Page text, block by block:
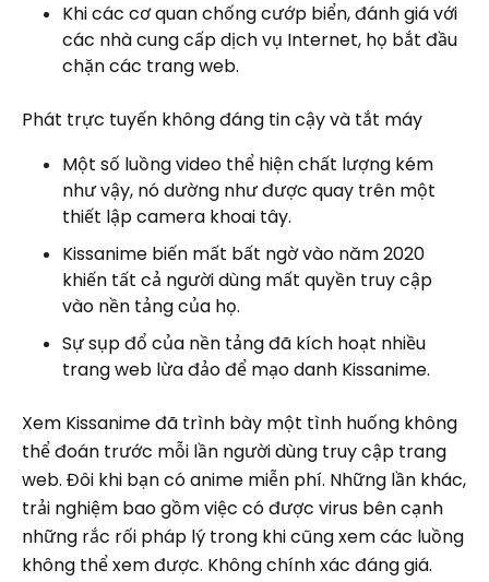
Khi các cơ quan chống cướp biển, đánh giá với
các nhà cung cấp dịch vụ Internet, họ bắt đầu
chặn các trang web.
Phát trực tuyến không đáng tin cậy và tắt máy
Một số luồng video thể hiện chất lượng kém
như vậy, nó dường như được quay trên một
thiết lập camera khoai tây.
Kissanime biến mất bất ngờ vào năm 2020
khiến tất cả người dùng mất quyền truy cập
vào nền tảng của họ.
Sự sụp đổ của nền tảng đã kích hoạt nhiều
trang web lừa đảo để mạo danh Kissanime.
Xem Kissanime đã trình bày một tình huống không
thể đoán trước mỗi lần người dùng truy cập trang
web. Đôi khi bạn có anime miễn phí. Những lần khác,
trải nghiệm bao gồm việc có được virus bên cạnh
những rắc rối pháp lý trong khi cũng xem các luồng
không thể xem được. Không chính xác đáng giá.